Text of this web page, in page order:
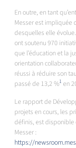
En outre, en tant
Messer est impliquée
desquelles elle
ont soutenu 970
que l’éducation et la
orientation
réussi à réduire son
passé de 13,2 %1 en
Le rapport de
projets en cours, les
définis, est disponible
Messer :
https://